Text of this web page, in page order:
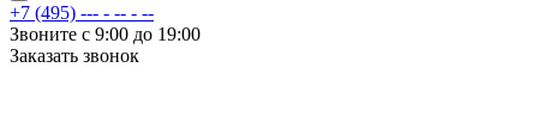
+7 (495) --- - -- - --
Звоните с 9:00 до 19:00
Заказать звонок